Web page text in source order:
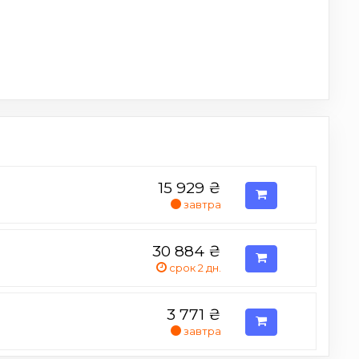
15 929 ₴
завтра
30 884 ₴
срок 2 дн.
3 771 ₴
завтра